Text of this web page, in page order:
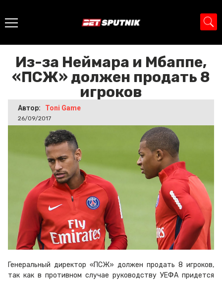
Из-за Неймара и Мбаппе, «ПСЖ»
Из-за Неймара и Мбаппе,
«ПСЖ» должен продать 8
игроков
Автор: Toni Game
26/09/2017
Генеральный директор «ПСЖ» должен продать 8 игроков,
так как в противном случае руководству УЕФА придется